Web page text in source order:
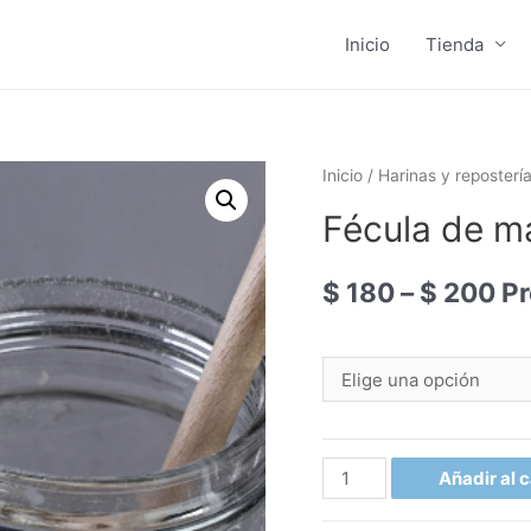
Inicio Tienda
Inicio / Harinas y repostería
Fécula de
$ 180–$ 200
Fécula
de
Añadir al